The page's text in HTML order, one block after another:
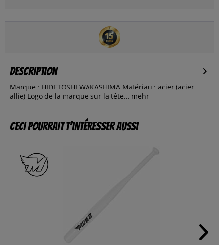
Description
Marque : HIDETOSHI WAKASHIMA Matériau : acier (acier
allié) Logo de la marque sur la tête... mehr
Ceci pourrait t’intéresser aussi